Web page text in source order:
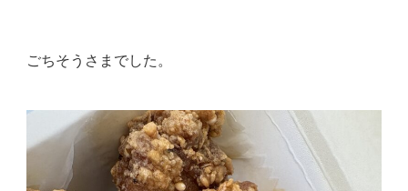
ごちそうさまでした。